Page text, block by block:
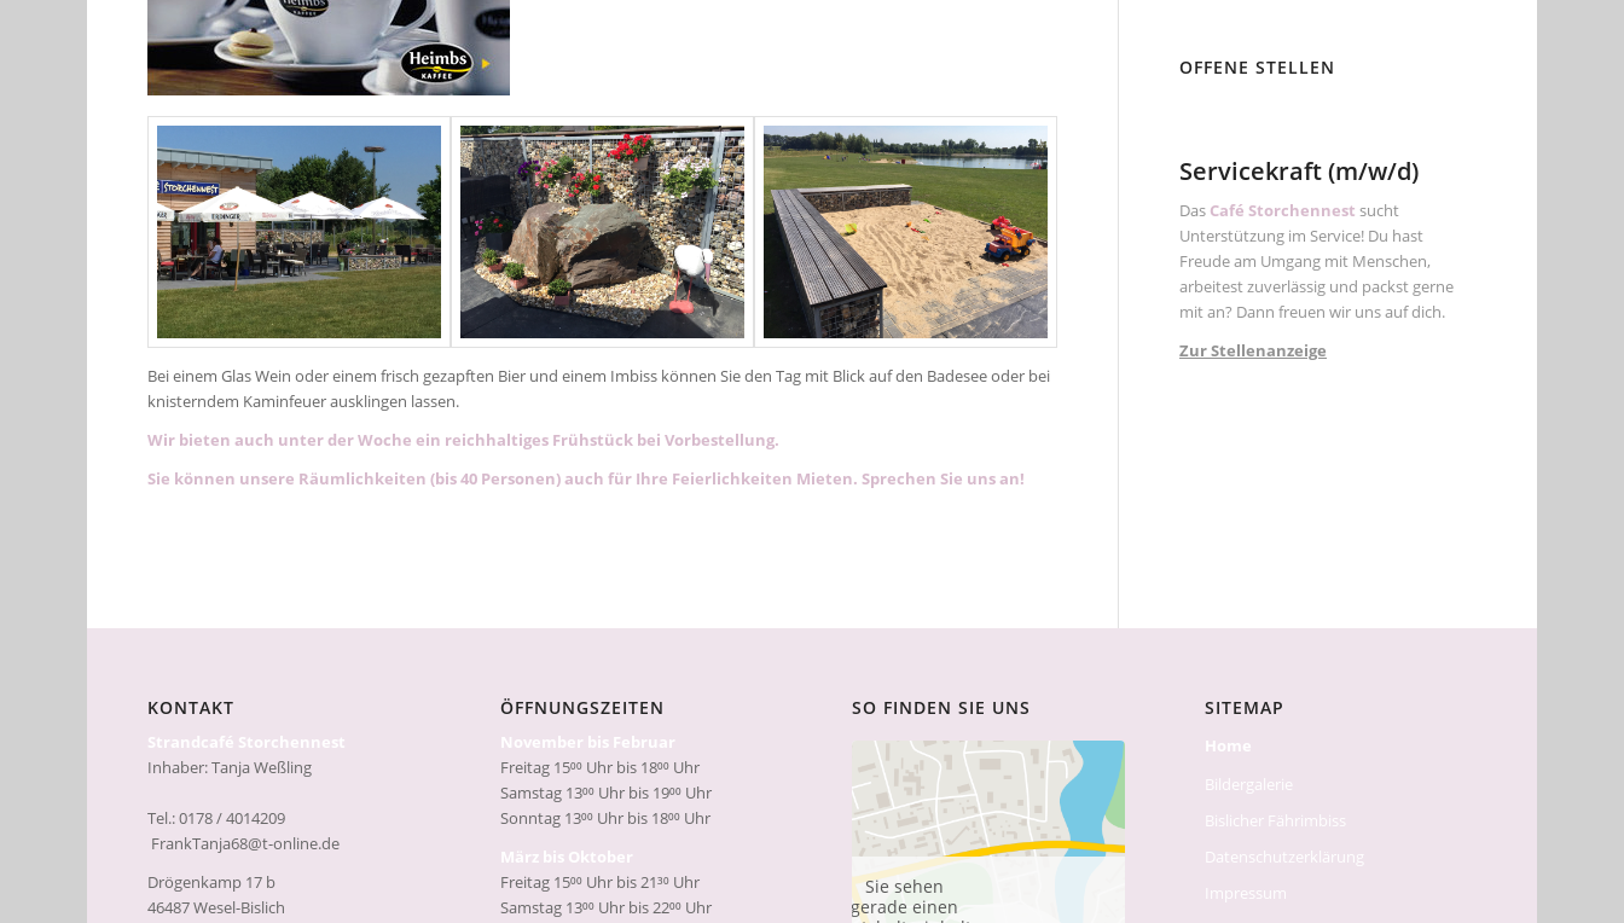
Bei einem Glas Wein oder einem frisch gezapften Bier und einem Imbiss können Sie den Tag mit Blick auf den Badesee oder bei
knisterndem Kaminfeuer ausklingen lassen.
Wir bieten auch unter der Woche ein reichhaltiges Frühstück bei Vorbestellung.
Sie können unsere Räumlichkeiten (bis 40 Personen) auch für Ihre Feierlichkeiten Mieten. Sprechen Sie uns an!
OFFENE STELLEN
Servicekraft (m/w/d)
Das Café Storchennest sucht
Unterstützung im Service! Du hast
Freude am Umgang mit Menschen,
arbeitest zuverlässig und packst gerne
mit an? Dann freuen wir uns auf dich.
Zur Stellenanzeige
KONTAKT
Strandcafé Storchennest
Inhaber: Tanja Weßling
Tel.: 0178 / 4014209
FrankTanja68@t-online.de
Drögenkamp 17 b
46487 Wesel-Bislich
ÖFFNUNGSZEITEN
November bis Februar
Freitag 15⁰⁰ Uhr bis 18⁰⁰ Uhr
Samstag 13⁰⁰ Uhr bis 19⁰⁰ Uhr
Sonntag 13⁰⁰ Uhr bis 18⁰⁰ Uhr
März bis Oktober
Freitag 15⁰⁰ Uhr bis 21³⁰ Uhr
Samstag 13⁰⁰ Uhr bis 22⁰⁰ Uhr
SO FINDEN SIE UNS
Sie sehen
gerade einen
SITEMAP
Home
Bildergalerie
Bislicher Fährimbiss
Datenschutzerklärung
Impressum